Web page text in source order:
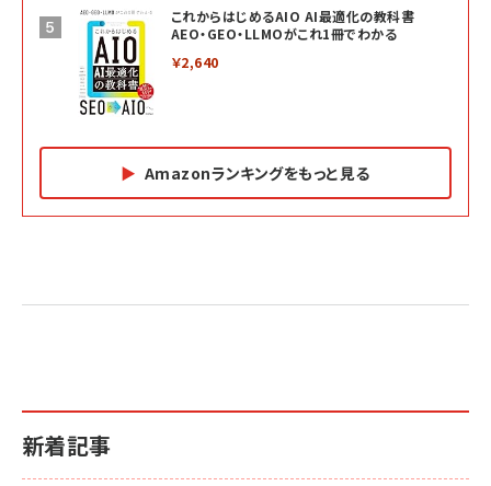
これからはじめるAIO AI最適化の教科書
AEO・GEO・LLMOがこれ1冊でわかる
￥2,640
Amazonランキングをもっと見る
2億円を売り上げたプロが教える note×AI 最強の
小さな会社は戦略が9割
anan(アンアン)2026/07/01号 No.2501[魅せる
anan(アンアン)2026/06/24号 No.2500増刊
ベインキャピタル 企業価値向上力の秘密
ルな本質」
新着記事